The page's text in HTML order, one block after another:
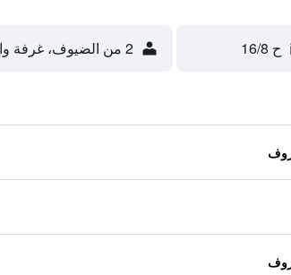
ح 16/8 2 من الضيوف، غرفة واحدة